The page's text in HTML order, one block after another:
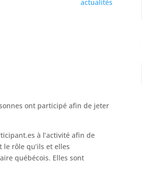
actualités
ont participé afin de jeter
à l’activité afin de
rôle qu’ils et elles
québécois. Elles sont